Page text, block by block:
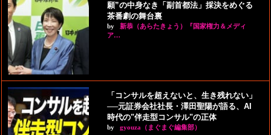
願”の中身なき「副首都法」採決をめぐる
茶番劇の舞台裏
by
新恭（あらたきょう）『国家権力＆メディ
ア…
「コンサルを超えないと、生き残れない」
──元証券会社社長・澤田聖陽が語る、AI
時代の"伴走型コンサル"の正体
by gyouza（まぐまぐ編集部）